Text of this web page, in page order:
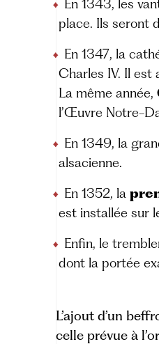
En 1343, les
place. Ils seront
En 1347, la
Charles IV. Il
La même année,
l’Œuvre Notre-
En 1349, la
alsacienne.
En 1352, la
est installée sur
Enfin, le
dont la portée
L’ajout d’un
celle prévue à